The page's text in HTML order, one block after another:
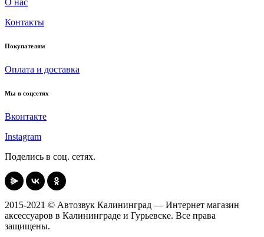
О нас
Контакты
Покупателям
Оплата и доставка
Мы в соцсетях
Вконтакте
Instagram
Поделись в соц. сетях.
2015-2021 © Автозвук Калининград — Интернет магазин
аксессуаров в Калининграде и Гурьевске. Все права
защищены.